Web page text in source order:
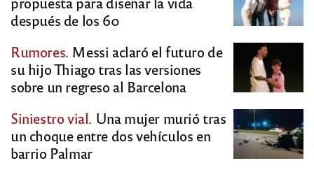
después de los 60
Rumores. Messi aclaró el futuro de
su hijo Thiago tras las versiones
sobre un regreso al Barcelona
Siniestro vial. Una mujer murió tras
un choque entre dos vehículos en
barrio Palmar